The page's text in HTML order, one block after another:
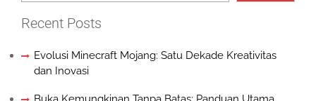
Recent Posts
Evolusi Minecraft Mojang: Satu Dekade Kreativitas
dan Inovasi